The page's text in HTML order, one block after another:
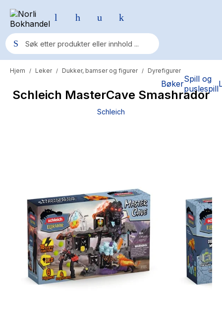
BøkerSpill og
puslespill
Populære søk
Pokemon
Hypopressiv trening
The Housemaid
Hjem / Leker / Dukker, bamser og figurer / Dyrefigurer
Schleich MasterCave Smashrador
Schleich